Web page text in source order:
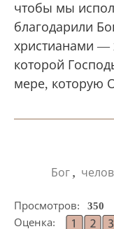
чтобы мы
благодарили
христианами —
которой
мере, которую
Бог ,
Просмотров: 350
Оценка: